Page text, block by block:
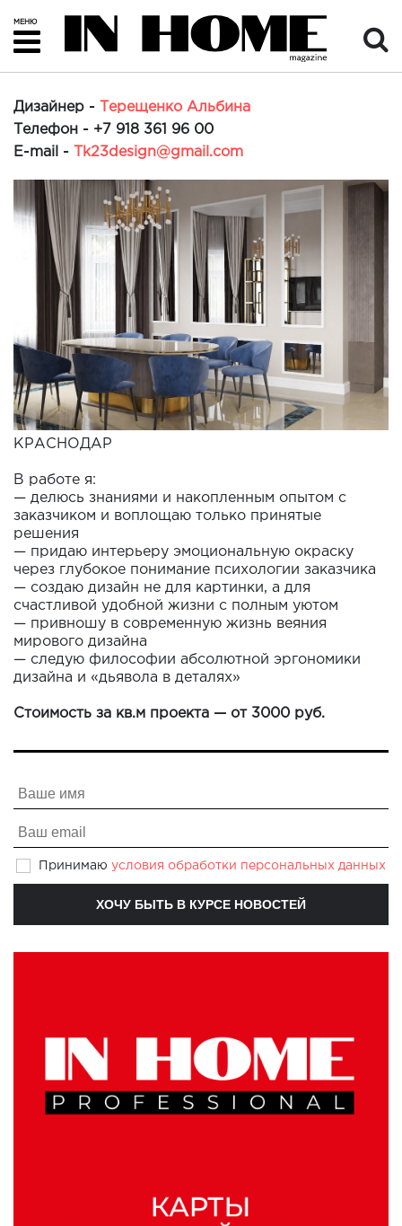
МЕНЮ
Дизайнер -
Терещенко Альбина
Телефон - +7 918 361 96 00
E-mail -
Tk23design@gmail.com
КРАСНОДАР
В работе я:
— делюсь знаниями и накопленным опытом с
заказчиком и воплощаю только принятые
решения
— придаю интерьеру эмоциональную окраску
через глубокое понимание психологии заказчика
— создаю дизайн не для картинки, а для
счастливой удобной жизни с полным уютом
— привношу в современную жизнь веяния
мирового дизайна
— следую философии абсолютной эргономики
дизайна и «дьявола в деталях»
Стоимость за кв.м проекта — от 3000 руб.
Принимаю условия обработки персональных данных